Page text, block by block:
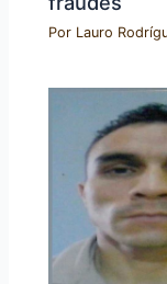
Por Lauro